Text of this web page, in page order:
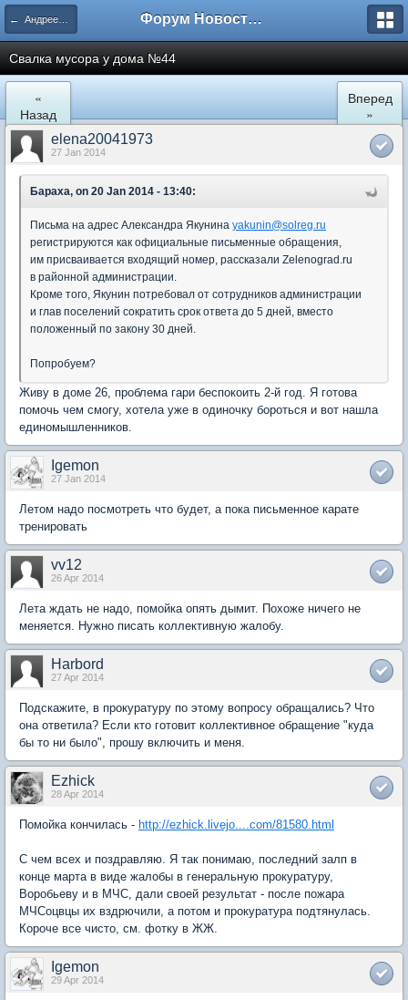
← Андреевский квартал Форум Новостройки
Свалка мусора у дома №44
«
Назад
Вперед
»
elena20041973
27 Jan 2014
Бараха, on 20 Jan 2014 - 13:40:
Письма на адрес Александра Якунина yakunin@solreg.ru
регистрируются как официальные письменные обращения,
им присваивается входящий номер, рассказали Zelenograd.ru
в районной администрации.
Кроме того, Якунин потребовал от сотрудников администрации
и глав поселений сократить срок ответа до 5 дней, вместо
положенный по закону 30 дней.
Попробуем?
Живу в доме 26, проблема гари беспокоить 2-й год. Я готова
помочь чем смогу, хотела уже в одиночку бороться и вот нашла
единомышленников.
Igemon
27 Jan 2014
Летом надо посмотреть что будет, а пока письменное карате
тренировать
vv12
26 Apr 2014
Лета ждать не надо, помойка опять дымит. Похоже ничего не
меняется. Нужно писать коллективную жалобу.
Harbord
27 Apr 2014
Подскажите, в прокуратуру по этому вопросу обращались? Что
она ответила? Если кто готовит коллективное обращение "куда
бы то ни было", прошу включить и меня.
Ezhick
28 Apr 2014
Помойка кончилась - http://ezhick.livejo....com/81580.html
С чем всех и поздравляю. Я так понимаю, последний залп в
конце марта в виде жалобы в генеральную прокуратуру,
Воробьеву и в МЧС, дали своей результат - после пожара
МЧСоцвцы их вздрючили, а потом и прокуратура подтянулась.
Короче все чисто, см. фотку в ЖЖ.
Igemon
29 Apr 2014